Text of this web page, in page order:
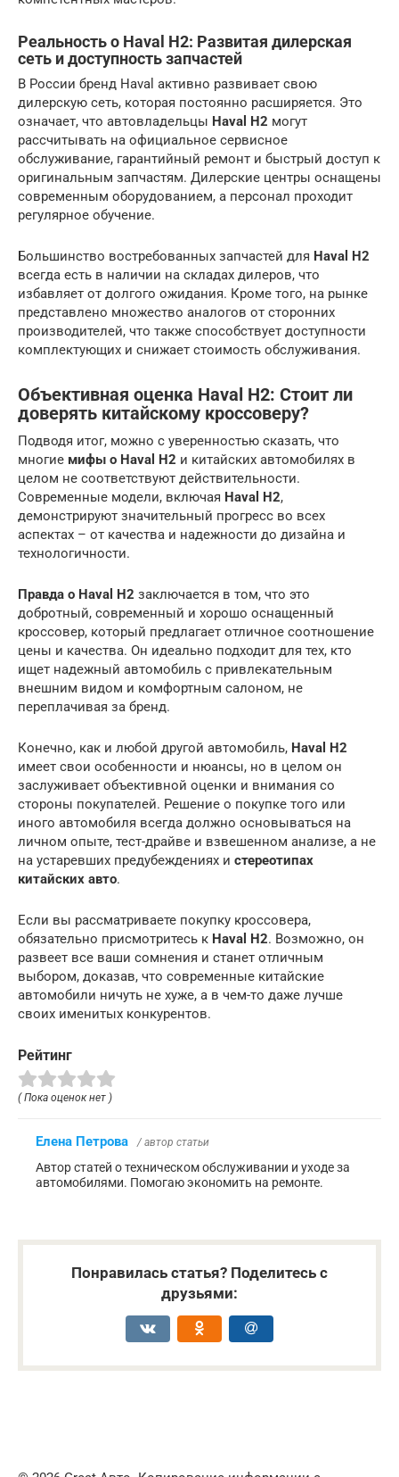
Реальность о Haval H2: Развитая дилерская
сеть и доступность запчастей
В России бренд Haval активно развивает свою
дилерскую сеть, которая постоянно расширяется. Это
означает, что автовладельцы Haval H2 могут
рассчитывать на официальное сервисное
обслуживание, гарантийный ремонт и быстрый доступ к
оригинальным запчастям. Дилерские центры оснащены
современным оборудованием, а персонал проходит
регулярное обучение.
Большинство востребованных запчастей для Haval H2
всегда есть в наличии на складах дилеров, что
избавляет от долгого ожидания. Кроме того, на рынке
представлено множество аналогов от сторонних
производителей, что также способствует доступности
комплектующих и снижает стоимость обслуживания.
Объективная оценка Haval H2: Стоит ли
доверять китайскому кроссоверу?
Подводя итог, можно с уверенностью сказать, что
многие мифы о Haval H2 и китайских автомобилях в
целом не соответствуют действительности.
Современные модели, включая Haval H2,
демонстрируют значительный прогресс во всех
аспектах – от качества и надежности до дизайна и
технологичности.
Правда о Haval H2 заключается в том, что это
добротный, современный и хорошо оснащенный
кроссовер, который предлагает отличное соотношение
цены и качества. Он идеально подходит для тех, кто
ищет надежный автомобиль с привлекательным
внешним видом и комфортным салоном, не
переплачивая за бренд.
Конечно, как и любой другой автомобиль, Haval H2
имеет свои особенности и нюансы, но в целом он
заслуживает объективной оценки и внимания со
стороны покупателей. Решение о покупке того или
иного автомобиля всегда должно основываться на
личном опыте, тест-драйве и взвешенном анализе, а не
на устаревших предубеждениях и стереотипах
китайских авто.
Если вы рассматриваете покупку кроссовера,
обязательно присмотритесь к Haval H2. Возможно, он
развеет все ваши сомнения и станет отличным
выбором, доказав, что современные китайские
автомобили ничуть не хуже, а в чем-то даже лучше
своих именитых конкурентов.
Рейтинг
( Пока оценок нет )
Елена Петрова / автор статьи
Автор статей о техническом обслуживании и уходе за
автомобилями. Помогаю экономить на ремонте.
Понравилась статья? Поделитесь с
друзьями: